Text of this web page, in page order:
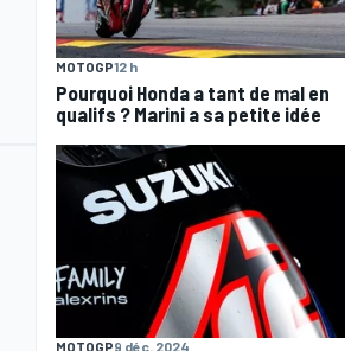
MOTOGP12 h
Pourquoi Honda a tant de mal en
qualifs ? Marini a sa petite idée
MOTOGP9 déc. 2024